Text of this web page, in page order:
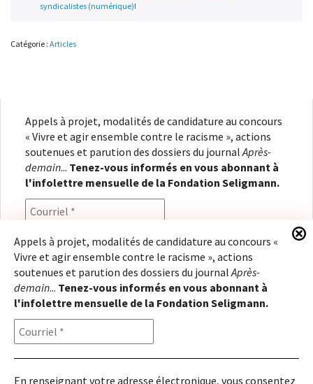
syndicalistes (numérique)!
Catégorie : Articles
Appels à projet, modalités de candidature au concours
« Vivre et agir ensemble contre le racisme », actions
soutenues et parution des dossiers du journalAprès-
demain... Tenez-vous informés en vous abonnant à
l'infolettre mensuelle de la Fondation Seligmann.
En renseignant votre adresse électronique, vous
consentez à recevoir l'infolettre de la Fondation
Seligmann, conformément à notrepolitique de
confidentialité. Il vous sera possible de vous
désabonner à tout moment.
Appels à projet, modalités de candidature au concours «
Vivre et agir ensemble contre le racisme », actions
soutenues et parution des dossiers du journalAprès-
demain... Tenez-vous informés en vous abonnant à
l'infolettre mensuelle de la Fondation Seligmann.
En renseignant votre adresse électronique, vous consentez